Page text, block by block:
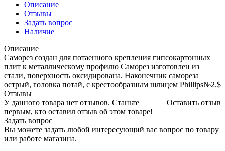
Описание
Отзывы
Задать вопрос
Наличие
Описание
Саморез создан для потаенного крепления гипсокартонных
плит к металлическому профилю Саморез изготовлен из
стали, поверхность оксидирована. Наконечник самореза
острый, головка потай, с крестообразным шлицем Phillips№2.$
Отзывы
Оставить отзыв
У данного товара нет отзывов. Станьте
первым, кто оставил отзыв об этом товаре!
Задать вопрос
Вы можете задать любой интересующий вас вопрос по товару
или работе магазина.